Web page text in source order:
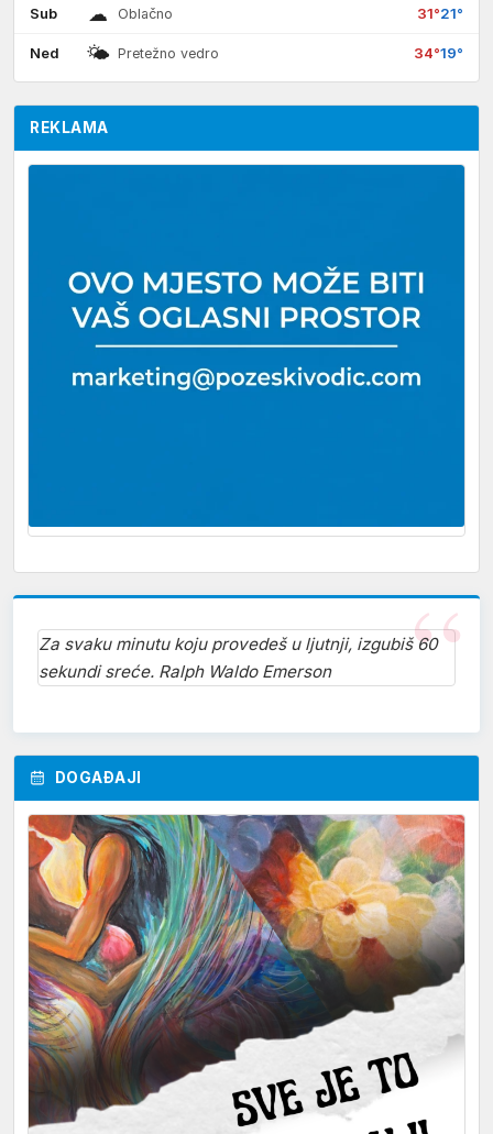
Sub ☁ Oblačno 31°21°
Ned 🌤 Pretežno vedro 34°19°
REKLAMA
Za svaku minutu koju provedeš u ljutnji, izgubiš 60
sekundi sreće. Ralph Waldo Emerson
DOGAĐAJI